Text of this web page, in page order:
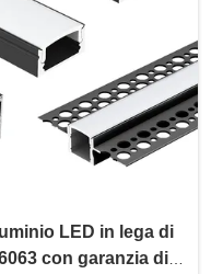
LED in lega di
con garanzia di 5